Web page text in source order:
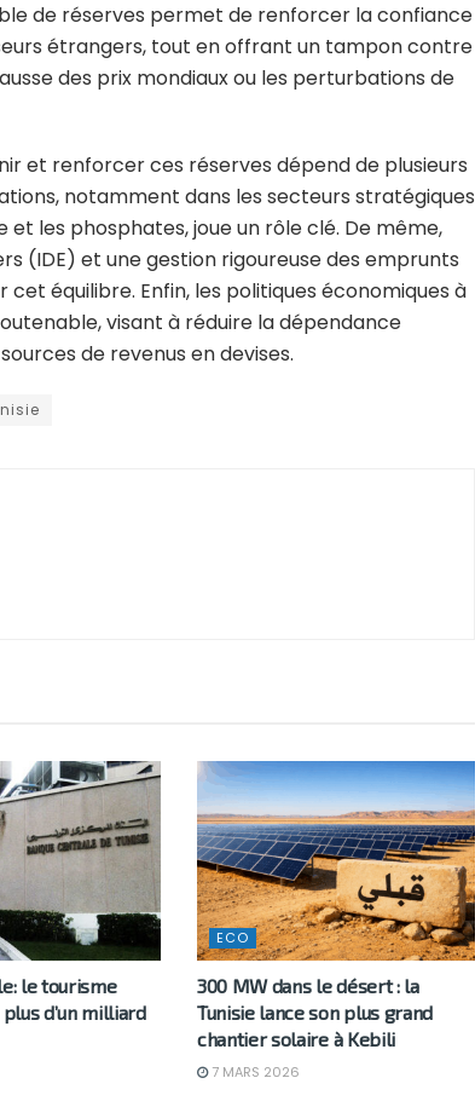
de réserves permet de renforcer la confiance
étrangers, tout en offrant un tampon contre
des prix mondiaux ou les perturbations de
et renforcer ces réserves dépend de plusieurs
notamment dans les secteurs stratégiques
les phosphates, joue un rôle clé. De même,
(IDE) et une gestion rigoureuse des emprunts
équilibre. Enfin, les politiques économiques à
visant à réduire la dépendance
de revenus en devises.
le tourisme
d’un milliard
ECO
300 MW dans le désert : la
Tunisie lance son plus grand
chantier solaire à Kebili
7 MARS 2026